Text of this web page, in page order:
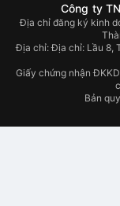
Công ty
Địa chỉ đăng ký kinh
Địa chỉ:Địa chỉ: Lầu 8,
Giấy chứng nhận
Bản